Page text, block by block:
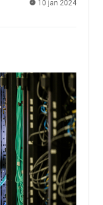
10 jan 2024